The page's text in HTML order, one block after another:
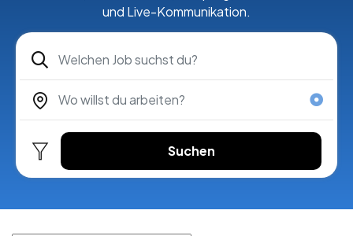
und Live-Kommunikation.
Suchen